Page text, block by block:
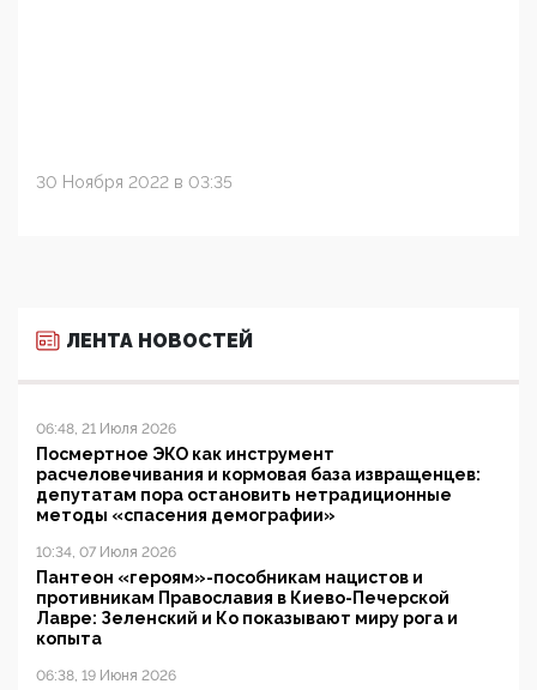
30 Ноября 2022 в 03:35
ЛЕНТА НОВОСТЕЙ
06:48, 21 Июля 2026
Посмертное ЭКО как инструмент
расчеловечивания и кормовая база извращенцев:
депутатам пора остановить нетрадиционные
методы «спасения демографии»
10:34, 07 Июля 2026
Пантеон «героям»-пособникам нацистов и
противникам Православия в Киево-Печерской
Лавре: Зеленский и Ко показывают миру рога и
копыта
06:38, 19 Июня 2026